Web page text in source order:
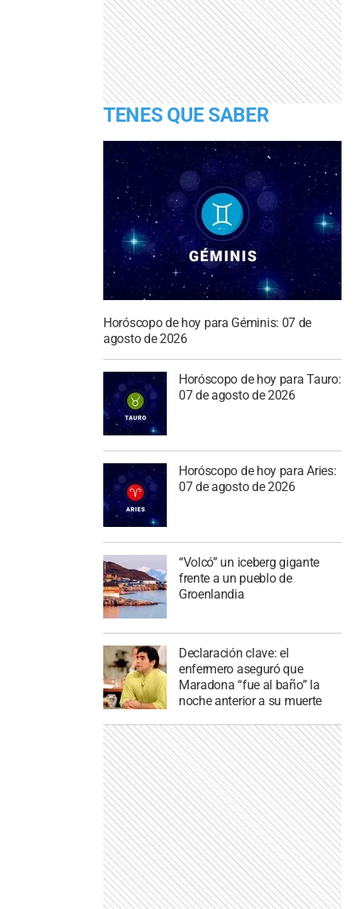
TENES QUE SABER
Horóscopo de hoy para Géminis: 07 de
agosto de 2026
Horóscopo de hoy para Tauro:
07 de agosto de 2026
Horóscopo de hoy para Aries:
07 de agosto de 2026
“Volcó” un iceberg gigante
frente a un pueblo de
Groenlandia
Declaración clave: el
enfermero aseguró que
Maradona “fue al baño” la
noche anterior a su muerte